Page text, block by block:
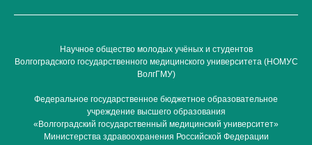
Научное общество молодых учёных и студентов
Волгоградского государственного медицинского университета (НОМУС
ВолгГМУ)
Федеральное государственное бюджетное образовательное
учреждение высшего образования
«Волгоградский государственный медицинский университет»
Министерства здравоохранения Российской Федерации